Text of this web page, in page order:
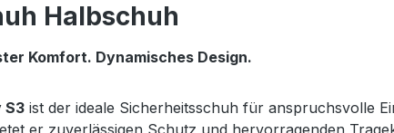
Halbschuh
Komfort. Dynamisches Design.
S3 ist der ideale Sicherheitsschuh für anspruchsvolle
er zuverlässigen Schutz und hervorragenden